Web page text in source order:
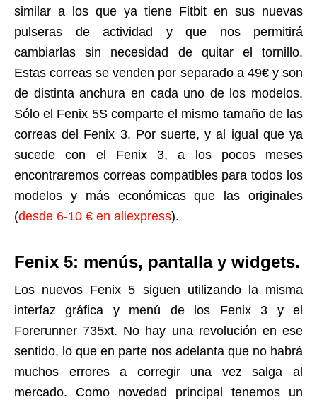
similar a los que ya tiene Fitbit en sus nuevas
pulseras de actividad y que nos permitirá
cambiarlas sin necesidad de quitar el tornillo.
Estas correas se venden por separado a 49€ y son
de distinta anchura en cada uno de los modelos.
Sólo el Fenix 5S comparte el mismo tamaño de las
correas del Fenix 3. Por suerte, y al igual que ya
sucede con el Fenix 3, a los pocos meses
encontraremos correas compatibles para todos los
modelos y más económicas que las originales
(desde 6-10 € en aliexpress).
Fenix 5: menús, pantalla y widgets.
Los nuevos Fenix 5 siguen utilizando la misma
interfaz gráfica y menú de los Fenix 3 y el
Forerunner 735xt. No hay una revolución en ese
sentido, lo que en parte nos adelanta que no habrá
muchos errores a corregir una vez salga al
mercado. Como novedad principal tenemos un